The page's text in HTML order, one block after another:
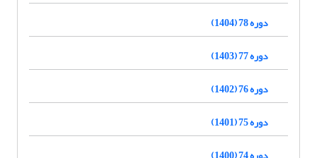
دوره 78 (1404)
دوره 77 (1403)
دوره 76 (1402)
دوره 75 (1401)